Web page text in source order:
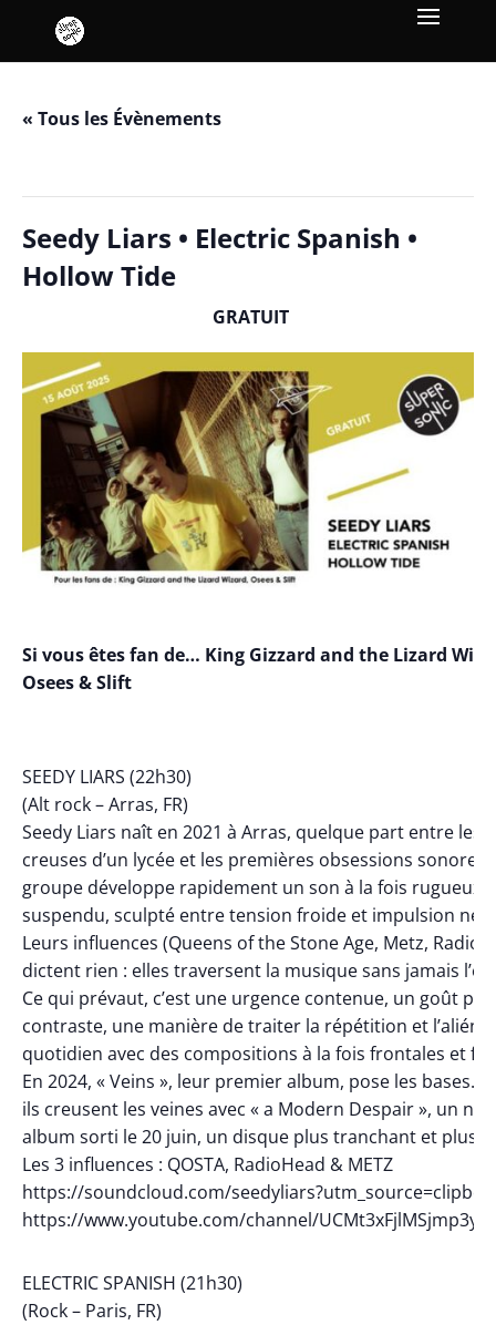
« Tous les Évènements
Seedy Liars • Electric Spanish •
Hollow Tide
GRATUIT
Si vous êtes fan de… King Gizzard and the Lizard
Osees & Slift
SEEDY LIARS (22h30)
(Alt rock – Arras, FR)
Seedy Liars naît en 2021 à Arras, quelque part entre les
creuses d’un lycée et les premières obsessions sonores.
groupe développe rapidement un son à la fois rugueux
suspendu, sculpté entre tension froide et impulsion
Leurs influences (Queens of the Stone Age, Metz,
dictent rien : elles traversent la musique sans jamais
Ce qui prévaut, c’est une urgence contenue, un goût
contraste, une manière de traiter la répétition et
quotidien avec des compositions à la fois frontales et
En 2024, « Veins », leur premier album, pose les bases.
ils creusent les veines avec « a Modern Despair », un
album sorti le 20 juin, un disque plus tranchant et plus
Les 3 influences : QOSTA, RadioHead & METZ
https://soundcloud.com/
https://www.youtube.com/channel/
ELECTRIC SPANISH (21h30)
(Rock – Paris, FR)